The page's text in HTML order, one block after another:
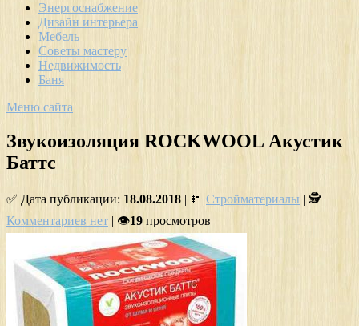
Энергоснабжение
Дизайн интерьера
Мебель
Советы мастеру
Недвижимость
Баня
Меню сайта
Звукоизоляция ROCKWOOL Акустик
Баттс
✅ Дата публикации: 18.08.2018 | 📒 Стройматериалы | 🕵
Комментариев нет | 👁19 просмотров